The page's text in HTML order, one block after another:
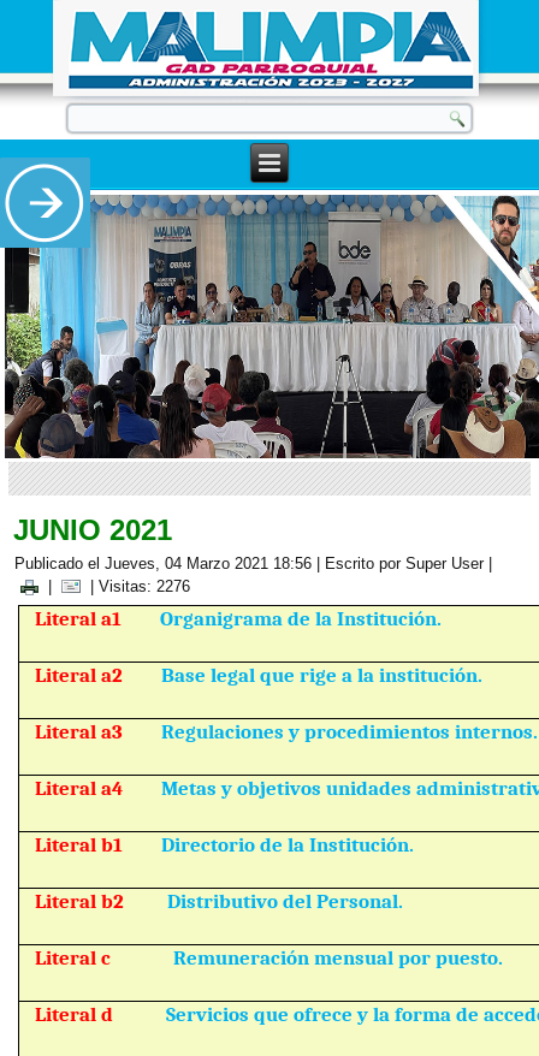
JUNIO 2021
Publicado el Jueves, 04 Marzo 2021 18:56 Escrito por Super User|
| Visitas: 2276
Literal a1 Organigrama de la Institución.
Literal a2 Base legal que rige a la institución.
Literal a3 Regulaciones y procedimientos internos.
Literal a4 Metas y objetivos unidades
Literal b1 Directorio de la Institución.
Literal b2 Distributivo del Personal.
Literal c Remuneración mensual por puesto.
Literal d Servicios que ofrece y la forma de